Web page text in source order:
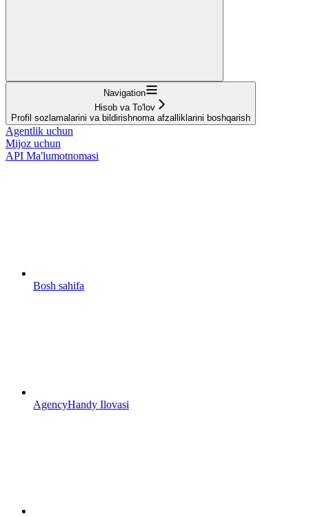
Navigation
Hisob va To'lov
Profil sozlamalarini va bildirishnoma afzalliklarini boshqarish
Agentlik uchun
Mijoz uchun
API Ma'lumotnomasi
Bosh sahifa
AgencyHandy Ilovasi